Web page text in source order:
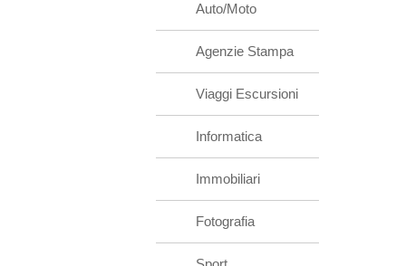
Auto/Moto
Agenzie Stampa
Viaggi Escursioni
Informatica
Immobiliari
Fotografia